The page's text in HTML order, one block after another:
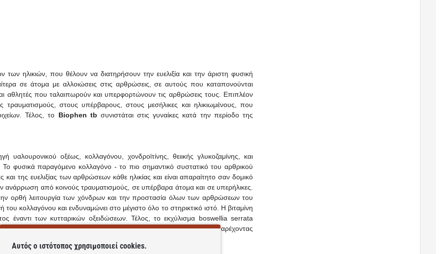
ηλικιών, που θέλουν να διατηρήσουν την ευελιξία και την άριστη φυσική
σε άτομα με αλλοιώσεις στις αρθρώσεις, σε αυτούς που καταπονούνται
αθλητές που ταλαιπωρούν και υπερφορτώνουν τις αρθρώσεις τους. Επιπλέον
τραυματισμούς, στους υπέρβαρους, στους μεσήλικες και ηλικιωμένους, που
Τέλος, το Biophen tb συνιστάται στις γυναίκες κατά την περίοδο της
υαλουρονικού οξέως, κολλαγόνου, χονδροϊτίνης, θειικής γλυκοζαμίνης, και
φυσικά παραγόμενο κολλαγόνο - το πιο σημαντικό συστατικό του αρθρικού
της ευελιξίας των αρθρώσεων κάθε ηλικίας και είναι απαραίτητο σαν δομικό
από κοινούς τραυματισμούς, σε υπέρβαρα άτομα και σε υπερήλικες.
την ορθή λειτουργία των χόνδρων και την προστασία όλων των αρθρώσεων του
κολλαγόνου και ενδυναμώνει στο μέγιστο όλο το στηρικτικό ιστό. Η βιταμίνη
των κυτταρικών οξειδώσεων. Τέλος, το εκχύλισμα boswellia serrata
οργανισμού (αρθρώσεις) που βρίσκονται σε κατάσταση φλεγμονής, παρέχοντας
Αυτός ο ιστότοπος χρησιμοποιεί cookies.